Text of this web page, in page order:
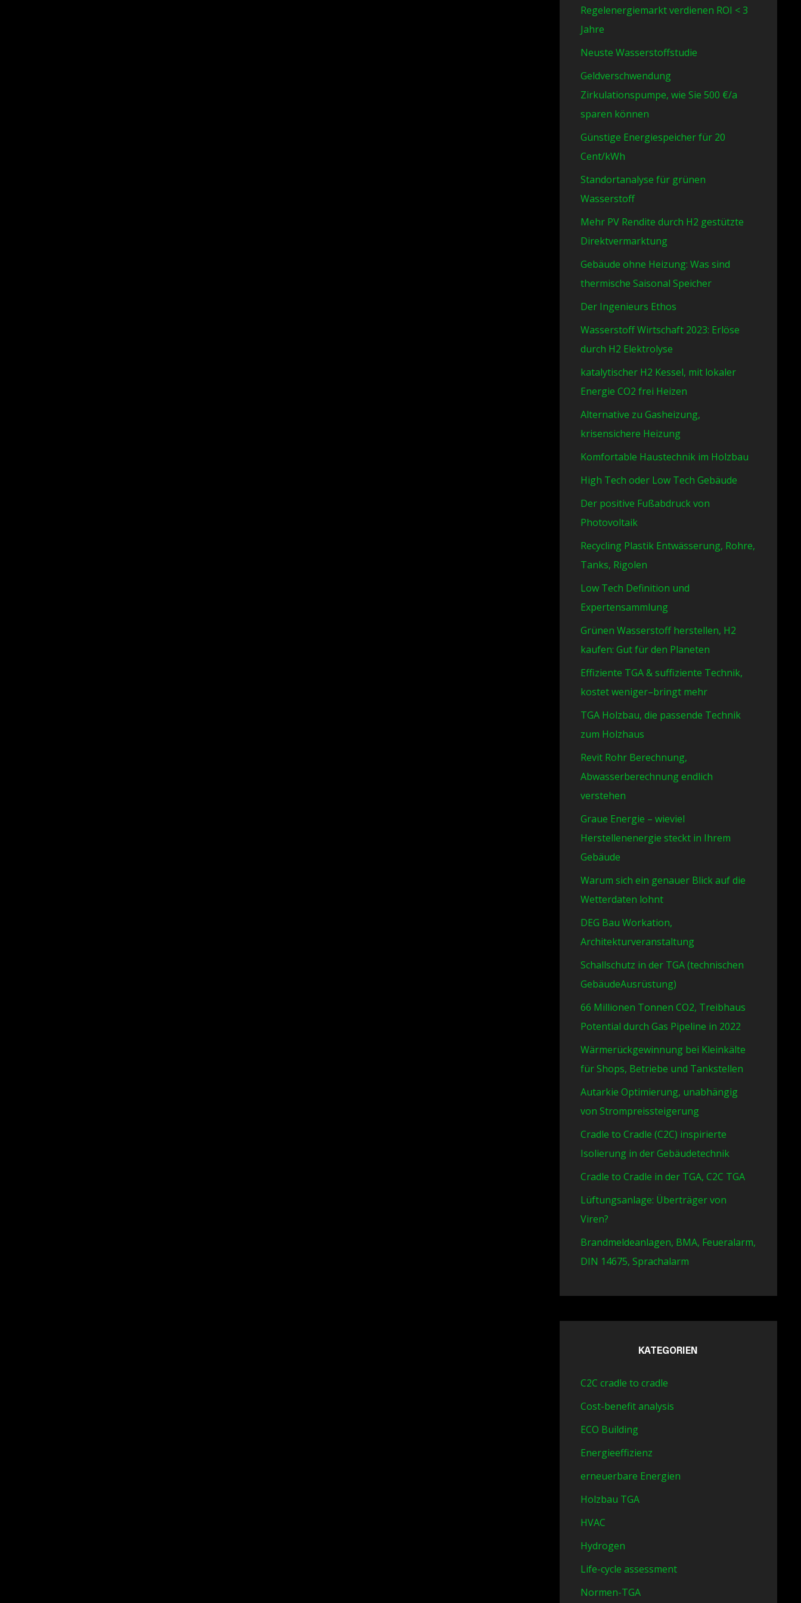
Regelenergiemarkt verdienen ROI < 3
Jahre
Neuste Wasserstoffstudie
Geldverschwendung
Zirkulationspumpe, wie Sie 500 €/a
sparen können
Günstige Energiespeicher für 20
Cent/kWh
Standortanalyse für grünen
Wasserstoff
Mehr PV Rendite durch H2 gestützte
Direktvermarktung
Gebäude ohne Heizung: Was sind
thermische Saisonal Speicher
Der Ingenieurs Ethos
Wasserstoff Wirtschaft 2023: Erlöse
durch H2 Elektrolyse
katalytischer H2 Kessel, mit lokaler
Energie CO2 frei Heizen
Alternative zu Gasheizung,
krisensichere Heizung
Komfortable Haustechnik im Holzbau
High Tech oder Low Tech Gebäude
Der positive Fußabdruck von
Photovoltaik
Recycling Plastik Entwässerung, Rohre,
Tanks, Rigolen
Low Tech Definition und
Expertensammlung
Grünen Wasserstoff herstellen, H2
kaufen: Gut für den Planeten
Effiziente TGA & suffiziente Technik,
kostet weniger–bringt mehr
TGA Holzbau, die passende Technik
zum Holzhaus
Revit Rohr Berechnung,
Abwasserberechnung endlich
verstehen
Graue Energie – wieviel
Herstellenenergie steckt in Ihrem
Gebäude
Warum sich ein genauer Blick auf die
Wetterdaten lohnt
DEG Bau Workation,
Architekturveranstaltung
Schallschutz in der TGA (technischen
GebäudeAusrüstung)
66 Millionen Tonnen CO2, Treibhaus
Potential durch Gas Pipeline in 2022
Wärmerückgewinnung bei Kleinkälte
für Shops, Betriebe und Tankstellen
Autarkie Optimierung, unabhängig
von Strompreissteigerung
Cradle to Cradle (C2C) inspirierte
Isolierung in der Gebäudetechnik
Cradle to Cradle in der TGA, C2C TGA
Lüftungsanlage: Überträger von
Viren?
Brandmeldeanlagen, BMA, Feueralarm,
DIN 14675, Sprachalarm
KATEGORIEN
C2C cradle to cradle
Cost-benefit analysis
ECO Building
Energieeffizienz
erneuerbare Energien
Holzbau TGA
HVAC
Hydrogen
Life-cycle assessment
Normen-TGA